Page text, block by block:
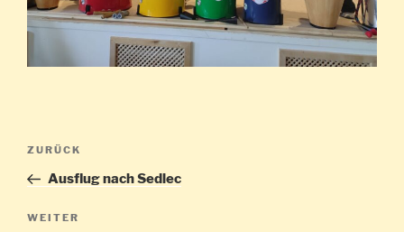
Beitragsnavigation
Vorheriger
Beitrag
ZURÜCK
Ausflug nach Sedlec
Nächster
WEITER